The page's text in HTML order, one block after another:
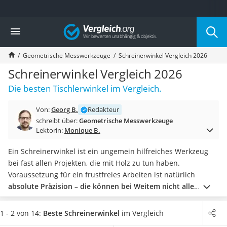
Die beliebtesten Vergleiche nach Kategorie
Baumarkt
Tresor feuerfest
Makita-Akku-Rasenmäher
Kappsäge
Smartes Türschloss
Akku-Rasentrimmer
Feuchtigkeitsmessgerät
Split-Klimaanlage 2 Innengeräte
Pelletofen
Tiefbrunnenpumpe
Fliesenschneider
Hochdruckreiniger
Doppelschleifer
Überwachungskamera
Benzinrasenmäher mit Elektrostart
Vergleich
Geometrische Messwerkzeuge Schreinerwinkel Vergleich 2026
Schreinerwinkel Vergleich 2026
Die besten Tischlerwinkel im Vergleich.
Von:Georg B.
Redakteur
schreibt über:Geometrische Messwerkzeuge
Lektorin: Monique B.
Ein Schreinerwinkel ist ein ungemein hilfreiches Werkzeug
bei fast allen Projekten, die mit Holz zu tun haben.
Voraussetzung für ein frustfreies Arbeiten ist natürlich
absolute Präzision – die können bei Weitem nicht alle
Winkel gewährleisten. Bei vielen beträgt die Abweichung auf
einen Meter mehrere Millimeter. Mit welchem Test sie
1 - 2 von 14: Beste Schreinerwinkel im Vergleich